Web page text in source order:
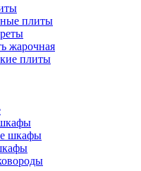
плиты
жарочная
плиты
шкафы